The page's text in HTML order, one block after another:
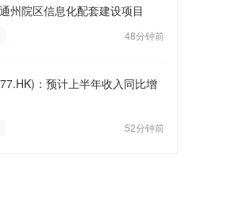
州院区信息化配套建设项目
48分钟前
：预计上半年收入同比增
52分钟前